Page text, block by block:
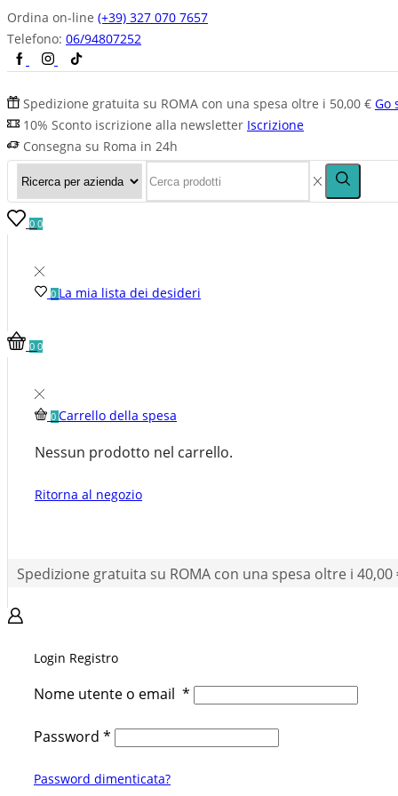
Ordina on-line (+39) 327 070 7657
Telefono: 06/94807252
Spedizione gratuita su ROMA con una spesa oltre i 50,00 € Go
10% Sconto iscrizione alla newsletter Iscrizione
Consegna su Roma in 24h
0 0
0 La mia lista dei desideri
0 0
0 Carrello della spesa
Nessun prodotto nel carrello.
Ritorna al negozio
Spedizione gratuita su ROMA con una spesa oltre i 40,00
Login Registro
Nome utente o email *
Password *
Password dimenticata?